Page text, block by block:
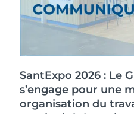
SantExpo 2026 : Le
s’engage pour une
organisation du